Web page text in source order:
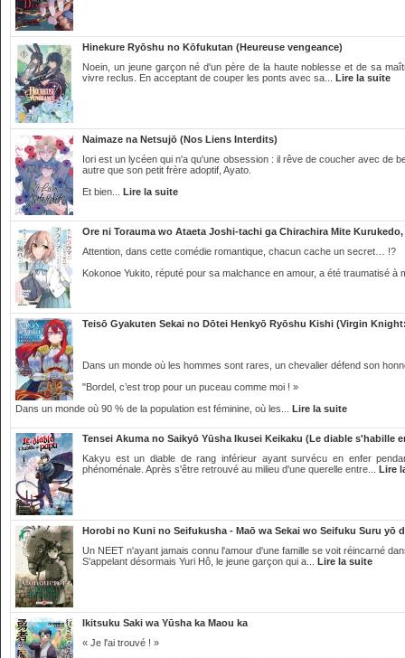
Hinekure Ryōshu no Kōfukutan (Heureuse vengeance)
Noein, un jeune garçon né d'un père de la haute noblesse et de sa
vivre reclus. En acceptant de couper les ponts avec sa... Lire la suite
Naimaze na Netsujō (Nos Liens Interdits)
Iori est un lycéen qui n'a qu'une obsession : il rêve de coucher avec de
autre que son petit frère adoptif, Ayato.
Et bien... Lire la suite
Ore ni Torauma wo Ataeta Joshi-tachi ga Chirachira Mite
Attention, dans cette comédie romantique, chacun cache un secret… !?
Kokonoe Yukito, réputé pour sa malchance en amour, a été traumatisé
Teisō Gyakuten Sekai no Dōtei Henkyō Ryōshu Kishi (Virgin
Dans un monde où les hommes sont rares, un chevalier défend son
"Bordel, c’est trop pour un puceau comme moi ! »
Dans un monde où 90 % de la population est féminine, où les... Lire la suite
Tensei Akuma no Saikyō Yūsha Ikusei Keikaku (Le diable s'habille
Kakyu est un diable de rang inférieur ayant survécu en enfer
phénoménale. Après s'être retrouvé au milieu d'une querelle entre... Lire
Horobi no Kuni no Seifukusha - Maō wa Sekai wo Seifuku Suru yō
Un NEET n'ayant jamais connu l'amour d'une famille se voit réincarné
S'appelant désormais Yuri Hô, le jeune garçon qui a... Lire la suite
Ikitsuku Saki wa Yūsha ka Maou ka
« Je l'ai trouvé ! »